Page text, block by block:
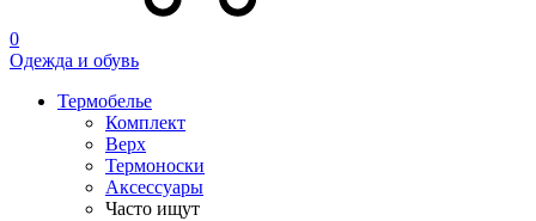
0
Одежда и обувь
Термобелье
Комплект
Верх
Термоноски
Аксессуары
Часто ищут